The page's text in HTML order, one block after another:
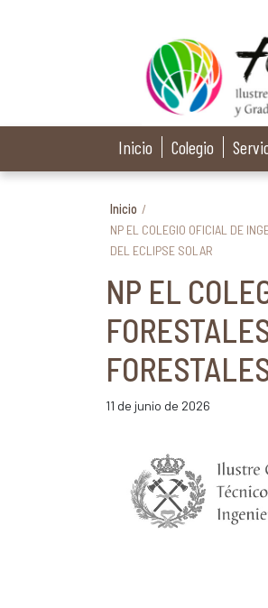
Inicio Colegio
Inicio /
NP EL COLEGIO OFICIAL DE
DEL ECLIPSE SOLAR
NP EL
11 de junio de 2026